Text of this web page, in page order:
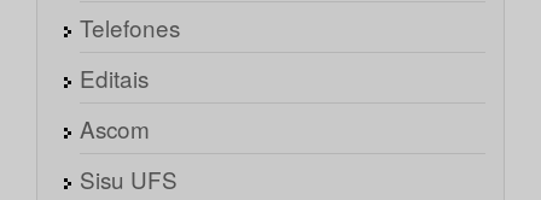
Telefones
Editais
Ascom
Sisu UFS